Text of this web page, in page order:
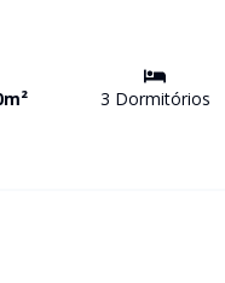
m² 3 Dormitórios